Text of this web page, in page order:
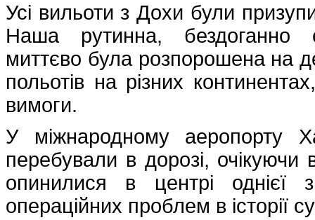
Усі вильоти з Дохи були
Наша рутинна, бездоганно
миттєво була розпорошена на
польотів на різних
вимоги.
У міжнародному аеропорту
перебували в дорозі,
опинилися в центрі однієї
операційних проблем в історії